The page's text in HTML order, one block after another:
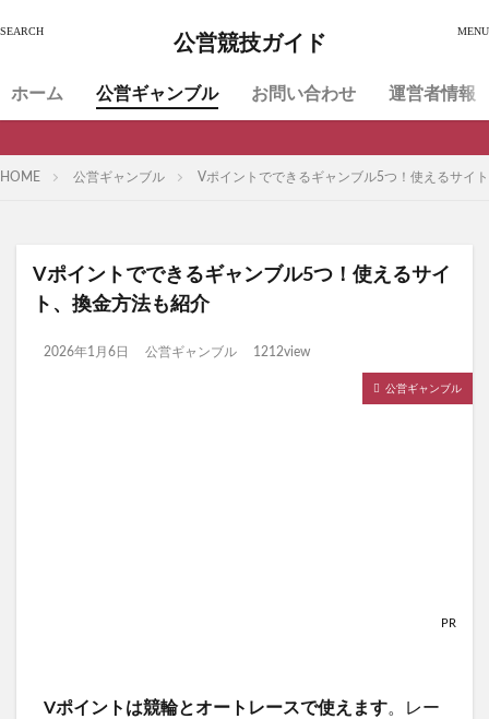
公営競技ガイド
ホーム 公営ギャンブル お問い合わせ 運営者情報
HOME 公営ギャンブル Vポイントでできるギャンブル5つ！使えるサイ
Vポイントでできるギャンブル5つ！使えるサイ
ト、換金方法も紹介
2026年1月6日 公営ギャンブル 1212view
公営ギャンブル
PR
Vポイントは競輪とオートレースで使えます。レー